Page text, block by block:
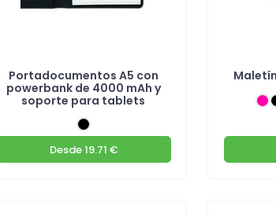
Portadocumentos A5 con
powerbank de 4000 mAh y
soporte para tablets
Desde19.71 €